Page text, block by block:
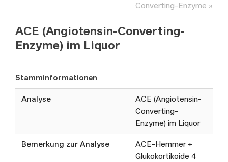
Converting-Enzyme
ACE (Angiotensin-Converting-
Enzyme) im Liquor
Stamminformationen
Analyse
ACE (Angiotensin-
Converting-
Enzyme) im Liquor
Bemerkung zur Analyse
ACE-Hemmer +
Glukokortikoide 4